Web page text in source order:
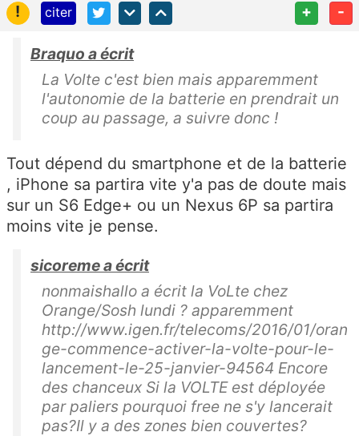
!
citer + -
Braquo a écrit
La Volte c'est bien mais apparemment
l'autonomie de la batterie en prendrait un
coup au passage, a suivre donc !
Tout dépend du smartphone et de la batterie
, iPhone sa partira vite y'a pas de doute mais
sur un S6 Edge+ ou un Nexus 6P sa partira
moins vite je pense.
sicoreme a écrit
nonmaishallo a écrit la VoLte chez
Orange/Sosh lundi ? apparemment
http://www.igen.fr/telecoms/2016/01/oran
ge-commence-activer-la-volte-pour-le-
lancement-le-25-janvier-94564 Encore
des chanceux Si la VOLTE est déployée
par paliers pourquoi free ne s'y lancerait
pas?Il y a des zones bien couvertes?